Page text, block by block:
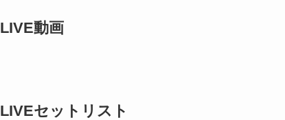
LIVE動画
LIVEセットリスト